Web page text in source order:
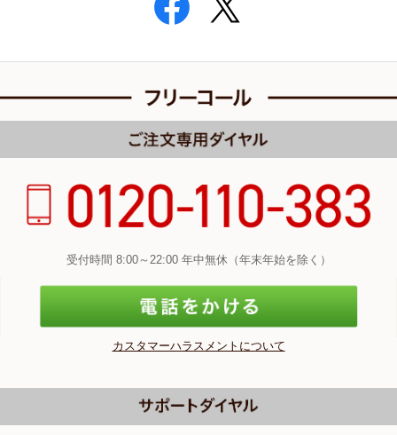
受付時間 8:00～22:00 年中無休（年末年始を除く）
カスタマーハラスメントについて